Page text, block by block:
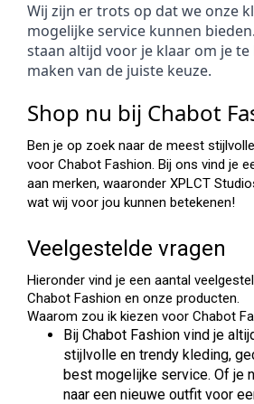
Wij zijn er trots op dat we onze
mogelijke service kunnen
staan altijd voor je klaar om je
maken van de juiste keuze.
Shop nu bij Chabot
Ben je op zoek naar de meest
voor Chabot Fashion. Bij ons vind je
aan merken, waaronder XPLCT
wat wij voor jou kunnen betekenen!
Veelgestelde vragen
Hieronder vind je een aantal
Chabot Fashion en onze producten.
Waarom zou ik kiezen voor Chabot
Bij Chabot Fashion vind je
stijlvolle en trendy kleding,
best mogelijke service. Of je
naar een nieuwe outfit voor